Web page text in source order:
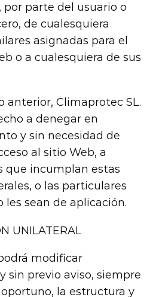
por parte del usuario o
de cualesquiera
asignadas para el
o a cualesquiera de sus
anterior, Climaprotec SL.
a denegar en
y sin necesidad de
al sitio Web, a
que incumplan estas
o las particulares
les sean de aplicación.
UNILATERAL
modificar
sin previo aviso, siempre
la estructura y